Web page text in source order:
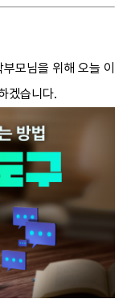
모님을 위해 오늘 이
겠습니다.